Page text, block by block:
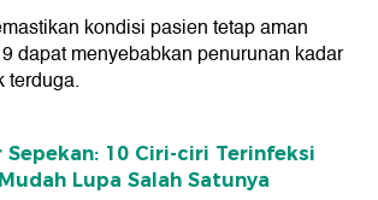
kondisi pasien tetap aman
dapat menyebabkan penurunan kadar
terduga.
Sepekan: 10 Ciri-ciri Terinfeksi
Lupa Salah Satunya